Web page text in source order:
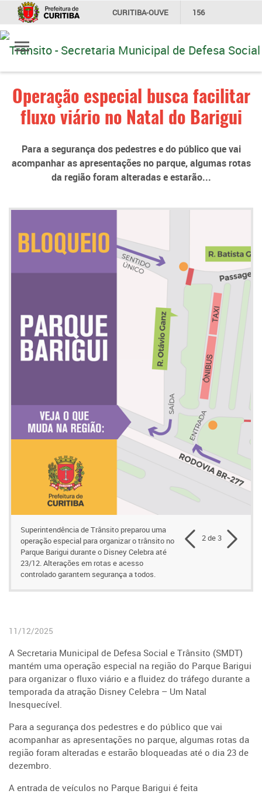
CURITIBA-OUVE 156
Ir
para
conteúdo
Operação especial busca facilitar
fluxo viário no Natal do Barigui
Para a segurança dos pedestres e do público que vai
acompanhar as apresentações no parque, algumas rotas
da região foram alteradas e estarão...
Superintendência de Trânsito preparou uma
operação especial para organizar o trânsito no
Parque Barigui durante o Disney Celebra até
23/12. Alterações em rotas e acesso
controlado garantem segurança a todos.
2 de 3
11/12/2025
A Secretaria Municipal de Defesa Social e Trânsito (SMDT)
mantém uma operação especial na região do Parque Barigui
para organizar o fluxo viário e a fluidez do tráfego durante a
temporada da atração Disney Celebra – Um Natal
Inesquecível.
Para a segurança dos pedestres e do público que vai
acompanhar as apresentações no parque, algumas rotas da
região foram alteradas e estarão bloqueadas até o dia 23 de
dezembro.
A entrada de veículos no Parque Barigui é feita